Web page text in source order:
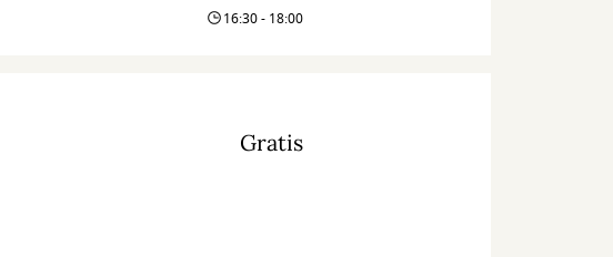
16:30 - 18:00
Gratis